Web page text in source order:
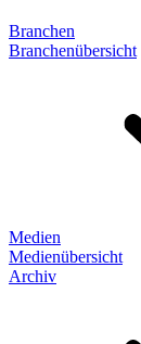
Branchen
Branchenübersicht
Medien
Medienübersicht
Archiv